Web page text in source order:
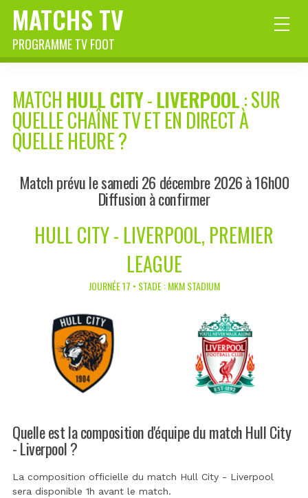
MATCHS TV
PROGRAMME TV FOOT
MATCH HULL CITY-LIVERPOOL: SUR
QUELLE CHAÎNE TV ET EN DIRECT À
QUELLE HEURE ?
Match prévu le samedi 26 décembre 2026 à 16h00
Diffusion à confirmer
HULL CITY - LIVERPOOL, PREMIER
LEAGUE
JOURNÉE 17 • STADE : MKM STADIUM
Quelle est la composition d'équipe du match Hull City
- Liverpool ?
La composition officielle du match Hull City - Liverpool
sera disponible 1h avant le match.